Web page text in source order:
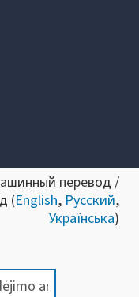
перевод /
(English, Русский,
Українська)